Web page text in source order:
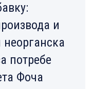
и
неорганска
потребе
Фоча